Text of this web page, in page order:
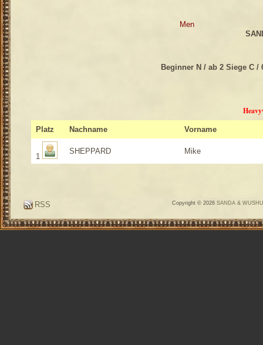
Men
Beginner N / ab 2 Siege C
Platz Nachname Vorname
1
SHEPPARD Mike
Copyright © 2026 SANDA & WUSHU
RSS